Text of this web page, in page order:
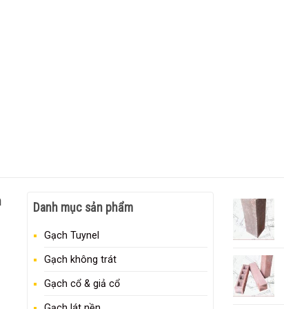
Danh mục sản phẩm
Gạch Tuynel
Gạch không trát
Gạch cổ & giả cổ